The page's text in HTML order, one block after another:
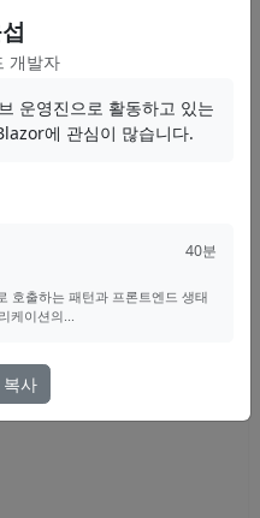
40분
께라면 행복할거야
개합니다. Node.js의 구조와 장
개발자
운영진으로 활동하고 있는
에 관심이 많습니다.
40분
호출하는 패턴과 프론트엔드 생태
케이션의...
사